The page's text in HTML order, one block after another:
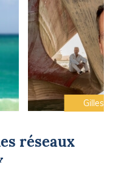
Gilles
réseaux